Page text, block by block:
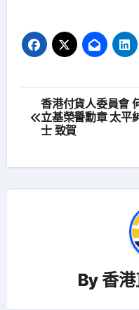
文
章
覽
香港付貨人委員會
立基榮譽勳章 太平
士 致賀
By香